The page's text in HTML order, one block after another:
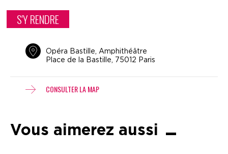
S'Y RENDRE
Opéra Bastille, Amphithéâtre
Place de la Bastille, 75012 Paris
CONSULTER LA MAP
Vous aimerez aussi